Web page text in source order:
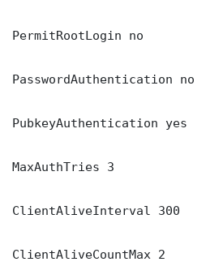
PermitRootLogin no
PasswordAuthentication no
PubkeyAuthentication yes
MaxAuthTries 3
ClientAliveInterval 300
ClientAliveCountMax 2